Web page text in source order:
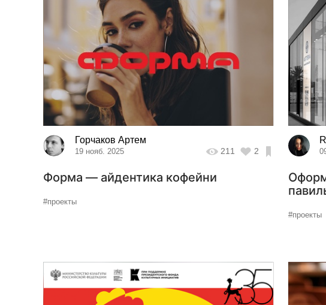
Горчаков Артем
19 нояб. 2025 211 2
Форма — айдентика кофейни
#проекты
#проекты